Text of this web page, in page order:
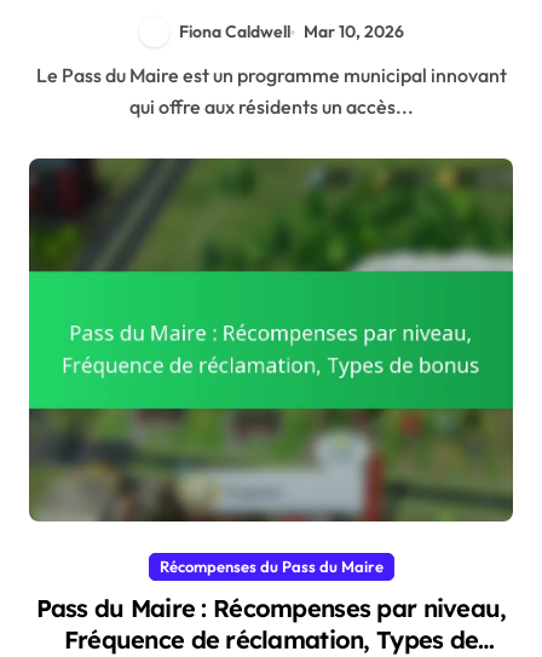
Fiona Caldwell Mar 10, 2026
Le Pass du Maire est un programme municipal innovant
qui offre aux résidents un accès...
Récompenses du Pass du Maire
Pass du Maire : Récompenses par niveau,
Fréquence de réclamation, Types de